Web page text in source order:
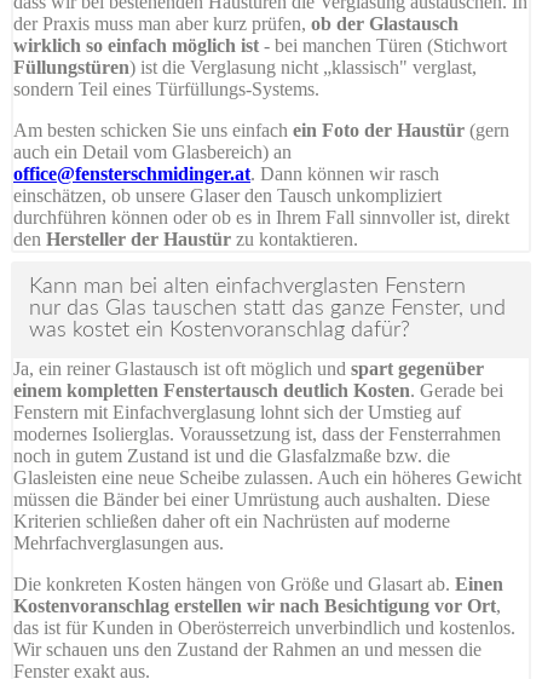
der Praxis muss man aber kurz prüfen, ob der Glastausch
wirklich so einfach möglich ist - bei manchen Türen (Stichwort
Füllungstüren) ist die Verglasung nicht „klassisch" verglast,
sondern Teil eines Türfüllungs-Systems.
Am besten schicken Sie uns einfach ein Foto der Haustür (gern
auch ein Detail vom Glasbereich) an
office@fensterschmidinger.at. Dann können wir rasch
einschätzen, ob unsere Glaser den Tausch unkompliziert
durchführen können oder ob es in Ihrem Fall sinnvoller ist, direkt
den Hersteller der Haustür zu kontaktieren.
Kann man bei alten einfachverglasten Fenstern
nur das Glas tauschen statt das ganze Fenster, und
was kostet ein Kostenvoranschlag dafür?
Ja, ein reiner Glastausch ist oft möglich und spart gegenüber
einem kompletten Fenstertausch deutlich Kosten. Gerade bei
Fenstern mit Einfachverglasung lohnt sich der Umstieg auf
modernes Isolierglas. Voraussetzung ist, dass der Fensterrahmen
noch in gutem Zustand ist und die Glasfalzmaße bzw. die
Glasleisten eine neue Scheibe zulassen. Auch ein höheres Gewicht
müssen die Bänder bei einer Umrüstung auch aushalten. Diese
Kriterien schließen daher oft ein Nachrüsten auf moderne
Mehrfachverglasungen aus.
Die konkreten Kosten hängen von Größe und Glasart ab. Einen
Kostenvoranschlag erstellen wir nach Besichtigung vor Ort,
das ist für Kunden in Oberösterreich unverbindlich und kostenlos.
Wir schauen uns den Zustand der Rahmen an und messen die
Fenster exakt aus.